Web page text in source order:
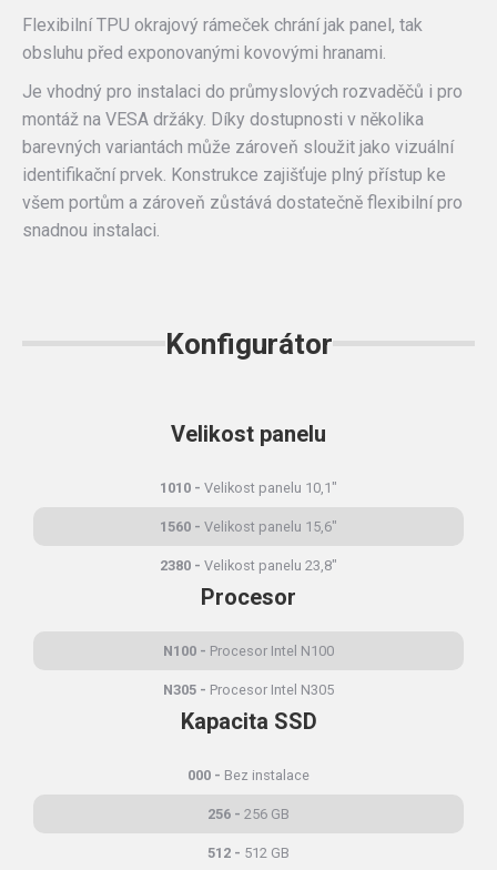
Flexibilní TPU okrajový rámeček chrání jak panel, tak
obsluhu před exponovanými kovovými hranami.
Je vhodný pro instalaci do průmyslových rozvaděčů i pro
montáž na VESA držáky. Díky dostupnosti v několika
barevných variantách může zároveň sloužit jako vizuální
identifikační prvek. Konstrukce zajišťuje plný přístup ke
všem portům a zároveň zůstává dostatečně flexibilní pro
snadnou instalaci.
Konfigurátor
Velikost panelu
1010 Velikost panelu 10,1"
1560 Velikost panelu 15,6"
2380 Velikost panelu 23,8"
Procesor
N100 Procesor Intel N100
N305 Procesor Intel N305
Kapacita SSD
000 Bez instalace
256 256 GB
512 512 GB